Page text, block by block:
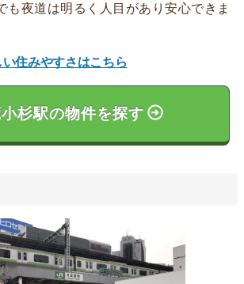
も夜道は明るく人目があり安心できま
住みやすさはこちら
杉駅の物件を探す